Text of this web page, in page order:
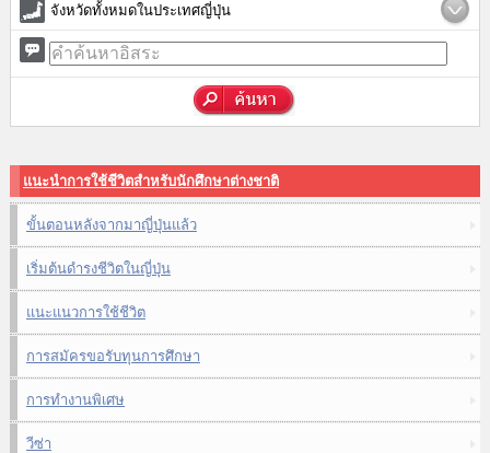
จังหวัดทั้งหมดในประเทศญี่ปุ่น
แนะนำการใช้ชีวิตสำหรับนักศึกษาต่างชาติ
ขั้นตอนหลังจากมาญี่ปุ่นแล้ว
เริ่มต้นดำรงชีวิตในญี่ปุ่น
แนะแนวการใช้ชีวิต
การสมัครขอรับทุนการศึกษา
การทำงานพิเศษ
วีซ่า